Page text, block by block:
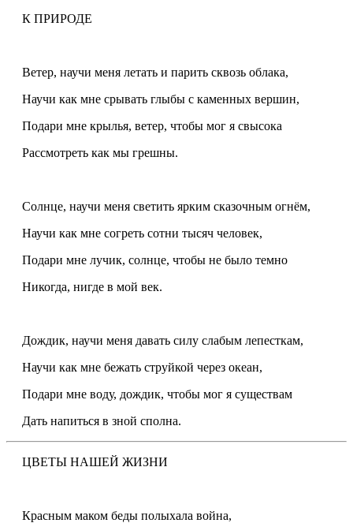
К ПРИРОДЕ
Ветер, научи меня летать и парить сквозь облака,
Научи как мне срывать глыбы с каменных вершин,
Подари мне крылья, ветер, чтобы мог я свысока
Рассмотреть как мы грешны.
Солнце, научи меня светить ярким сказочным огнём,
Научи как мне согреть сотни тысяч человек,
Подари мне лучик, солнце, чтобы не было темно
Никогда, нигде в мой век.
Дождик, научи меня давать силу слабым лепесткам,
Научи как мне бежать струйкой через океан,
Подари мне воду, дождик, чтобы мог я существам
Дать напиться в зной сполна.
ЦВЕТЫ НАШЕЙ ЖИЗНИ
Красным маком беды полыхала война,